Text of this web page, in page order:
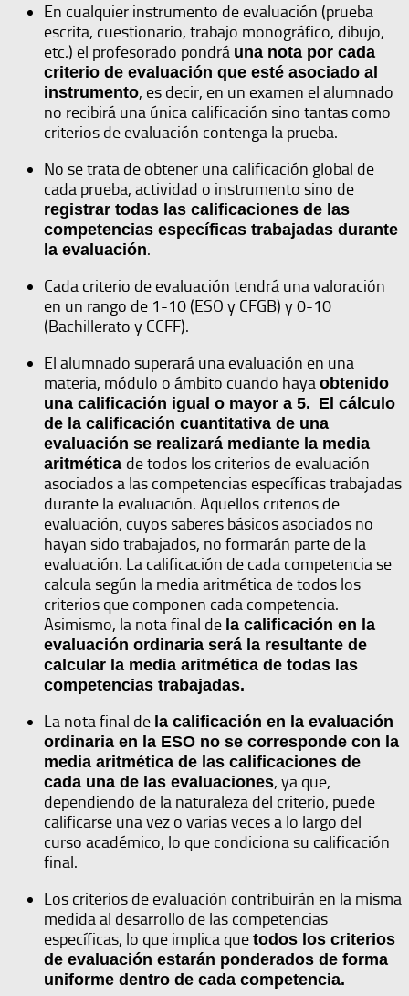
En cualquier instrumento de evaluación (prueba
escrita, cuestionario, trabajo monográfico, dibujo,
etc.) el profesorado pondrá una nota por cada
criterio de evaluación que esté asociado al
instrumento, es decir, en un examen el alumnado
no recibirá una única calificación sino tantas como
criterios de evaluación contenga la prueba.
No se trata de obtener una calificación global de
cada prueba, actividad o instrumento sino de
registrar todas las calificaciones de las
competencias específicas trabajadas durante
la evaluación.
Cada criterio de evaluación tendrá una valoración
en un rango de 1-10 (ESO y CFGB) y 0-10
(Bachillerato y CCFF).
El alumnado superará una evaluación en una
materia, módulo o ámbito cuando haya obtenido
una calificación igual o mayor a 5. El cálculo
de la calificación cuantitativa de una
evaluación se realizará mediante la media
aritmética de todos los criterios de evaluación
asociados a las competencias específicas trabajadas
durante la evaluación. Aquellos criterios de
evaluación, cuyos saberes básicos asociados no
hayan sido trabajados, no formarán parte de la
evaluación. La calificación de cada competencia se
calcula según la media aritmética de todos los
criterios que componen cada competencia.
Asimismo, la nota final de la calificación en la
evaluación ordinaria será la resultante de
calcular la media aritmética de todas las
competencias trabajadas.
La nota final de la calificación en la evaluación
ordinaria en la ESO no se corresponde con la
media aritmética de las calificaciones de
cada una de las evaluaciones, ya que,
dependiendo de la naturaleza del criterio, puede
calificarse una vez o varias veces a lo largo del
curso académico, lo que condiciona su calificación
final.
Los criterios de evaluación contribuirán en la misma
medida al desarrollo de las competencias
específicas, lo que implica que todos los criterios
de evaluación estarán ponderados de forma
uniforme dentro de cada competencia.